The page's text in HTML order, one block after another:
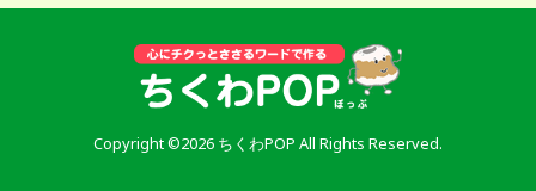
Copyright ©2026 ちくわPOP All Rights Reserved.